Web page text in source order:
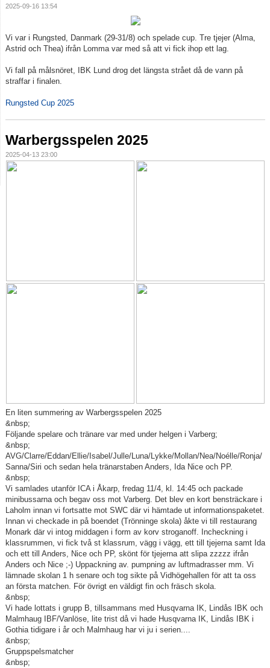
2025-09-16 13:54
Vi var i Rungsted, Danmark (29-31/8) och spelade cup. Tre tjejer (Alma,
Astrid och Thea) ifrån Lomma var med så att vi fick ihop ett lag.
Vi fall på målsnöret, IBK Lund drog det längsta strået då de vann på
straffar i finalen.
Rungsted Cup 2025
Warbergsspelen 2025
2025-04-13 23:00
En liten summering av Warbergsspelen 2025
&nbsp;
Följande spelare och tränare var med under helgen i Varberg;
&nbsp;
AVG/Clarre/Eddan/Ellie/Isabel/Julle/Luna/Lykke/Mollan/Nea/Noélle/Ronja/
Sanna/Siri och sedan hela tränarstaben Anders, Ida Nice och PP.
&nbsp;
Vi samlades utanför ICA i Åkarp, fredag 11/4, kl. 14:45 och packade
minibussarna och begav oss mot Varberg. Det blev en kort bensträckare i
Laholm innan vi fortsatte mot SWC där vi hämtade ut informationspaketet.
Innan vi checkade in på boendet (Trönninge skola) åkte vi till restaurang
Monark där vi intog middagen i form av korv stroganoff. Incheckning i
klassrummen, vi fick två st klassrum, vägg i vägg, ett till tjejerna samt Ida
och ett till Anders, Nice och PP, skönt för tjejerna att slipa zzzzz ifrån
Anders och Nice ;-) Uppackning av. pumpning av luftmadrasser mm. Vi
lämnade skolan 1 h senare och tog sikte på Vidhögehallen för att ta oss
an första matchen. För övrigt en väldigt fin och fräsch skola.
&nbsp;
Vi hade lottats i grupp B, tillsammans med Husqvarna IK, Lindås IBK och
Malmhaug IBF/Vanlöse, lite trist då vi hade Husqvarna IK, Lindås IBK i
Gothia tidigare i år och Malmhaug har vi ju i serien....
&nbsp;
Gruppspelsmatcher
&nbsp;